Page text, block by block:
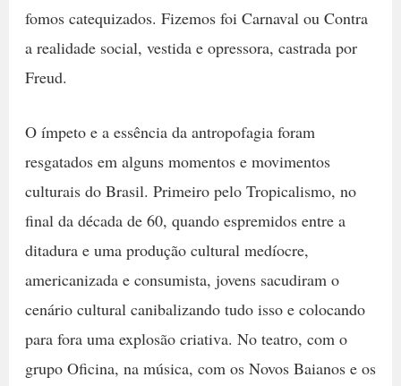
fomos catequizados. Fizemos foi Carnaval ou Contra
a realidade social, vestida e opressora, castrada por
Freud.
O ímpeto e a essência da antropofagia foram
resgatados em alguns momentos e movimentos
culturais do Brasil. Primeiro pelo Tropicalismo, no
final da década de 60, quando espremidos entre a
ditadura e uma produção cultural medíocre,
americanizada e consumista, jovens sacudiram o
cenário cultural canibalizando tudo isso e colocando
para fora uma explosão criativa. No teatro, com o
grupo Oficina, na música, com os Novos Baianos e os